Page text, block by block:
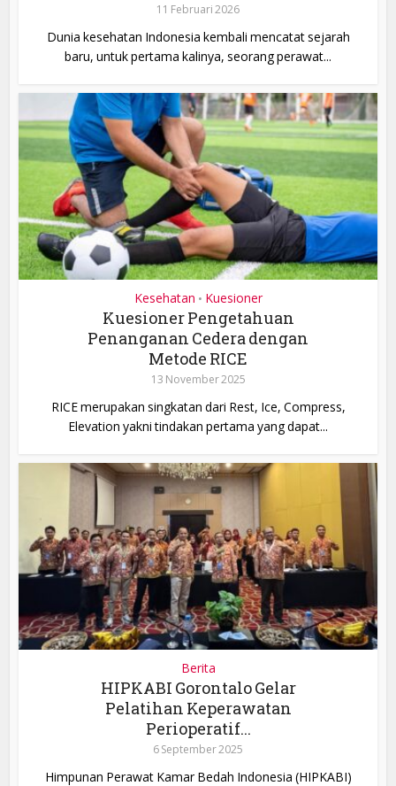
11 Februari 2026
Dunia kesehatan Indonesia kembali mencatat sejarah
baru, untuk pertama kalinya, seorang perawat...
Kesehatan • Kuesioner
Kuesioner Pengetahuan
Penanganan Cedera dengan
Metode RICE
13 November 2025
RICE merupakan singkatan dari Rest, Ice, Compress,
Elevation yakni tindakan pertama yang dapat...
Berita
HIPKABI Gorontalo Gelar
Pelatihan Keperawatan
Perioperatif...
6 September 2025
Himpunan Perawat Kamar Bedah Indonesia (HIPKABI)